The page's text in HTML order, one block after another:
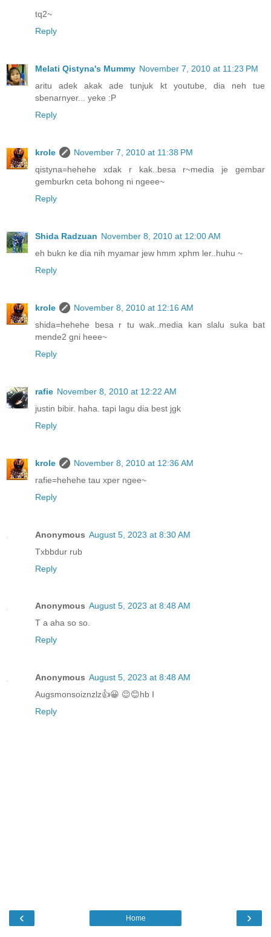
tq2~
Reply
Melati Qistyna's Mummy November 7, 2010 at 11:23 PM
aritu adek akak ade tunjuk kt youtube, dia neh tue
sbenarnyer... yeke :P
Reply
krole
November 7, 2010 at 11:38 PM
qistyna=hehehe xdak r kak..besa r~media je gembar
gemburkn ceta bohong ni ngeee~
Reply
Shida Radzuan November 8, 2010 at 12:00 AM
eh bukn ke dia nih myamar jew hmm xphm ler..huhu ~
Reply
krole
November 8, 2010 at 12:16 AM
shida=hehehe besa r tu wak..media kan slalu suka bat
mende2 gni heee~
Reply
rafie November 8, 2010 at 12:22 AM
justin bibir. haha. tapi lagu dia best jgk
Reply
krole
November 8, 2010 at 12:36 AM
rafie=hehehe tau xper ngee~
Reply
Anonymous August 5, 2023 at 8:30 AM
Txbbdur rub
Reply
Anonymous August 5, 2023 at 8:48 AM
T a aha so so.
Reply
Anonymous August 5, 2023 at 8:48 AM
Augsmonsoiznzlz👍😀 😉😊hb I
Reply
‹ ›
Home